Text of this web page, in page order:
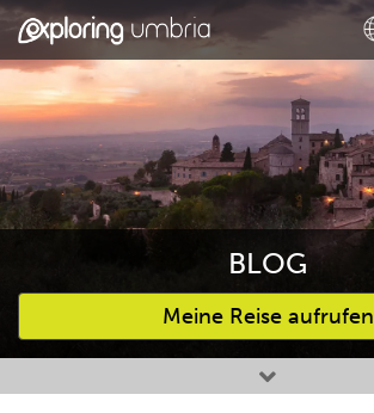
BLOG
Meine Reise aufrufen
Bevorzugte Aktivitäten